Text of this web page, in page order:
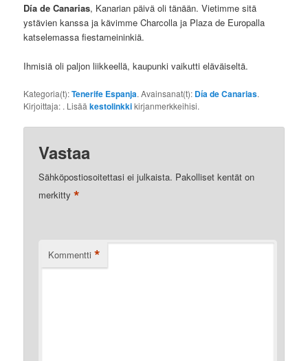
Día de Canarias, Kanarian päivä oli tänään. Vietimme sitä
ystävien kanssa ja kävimme Charcolla ja Plaza de Europalla
katselemassa fiestameininkiä.
Ihmisiä oli paljon liikkeellä, kaupunki vaikutti eläväiseltä.
Kategoria(t):Tenerife Espanja. Avainsanat(t): Día de Canarias.
Kirjoittaja: . Lisääkestolinkkikirjanmerkkeihisi.
Vastaa
Sähköpostiosoitettasi ei julkaista. Pakolliset kentät on
merkitty*
Kommentti *